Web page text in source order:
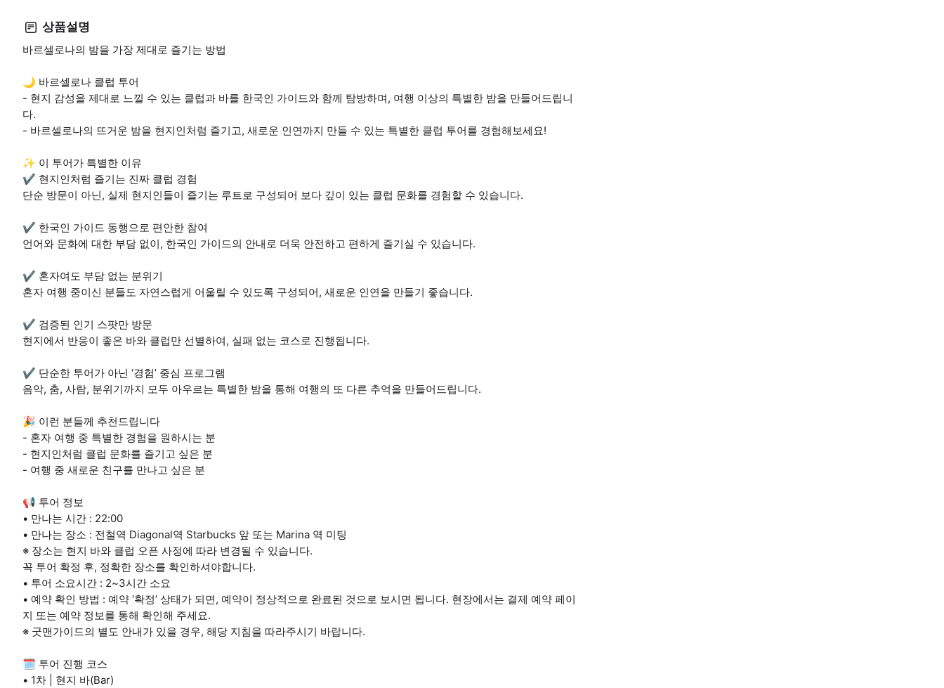
상품설명
바르셀로나의 밤을 가장 제대로 즐기는 방법
🌙 바르셀로나 클럽 투어
- 현지 감성을 제대로 느낄 수 있는 클럽과 바를 한국인 가이드와 함께 탐방하며, 여행 이상의 특별한 밤을 만들어드립니
다.
- 바르셀로나의 뜨거운 밤을 현지인처럼 즐기고, 새로운 인연까지 만들 수 있는 특별한 클럽 투어를 경험해보세요!
✨ 이 투어가 특별한 이유
✔️ 현지인처럼 즐기는 진짜 클럽 경험
단순 방문이 아닌, 실제 현지인들이 즐기는 루트로 구성되어 보다 깊이 있는 클럽 문화를 경험할 수 있습니다.
✔️ 한국인 가이드 동행으로 편안한 참여
언어와 문화에 대한 부담 없이, 한국인 가이드의 안내로 더욱 안전하고 편하게 즐기실 수 있습니다.
✔️ 혼자여도 부담 없는 분위기
혼자 여행 중이신 분들도 자연스럽게 어울릴 수 있도록 구성되어, 새로운 인연을 만들기 좋습니다.
✔️ 검증된 인기 스팟만 방문
현지에서 반응이 좋은 바와 클럽만 선별하여, 실패 없는 코스로 진행됩니다.
✔️ 단순한 투어가 아닌 ‘경험’ 중심 프로그램
음악, 춤, 사람, 분위기까지 모두 아우르는 특별한 밤을 통해 여행의 또 다른 추억을 만들어드립니다.
🎉 이런 분들께 추천드립니다
- 혼자 여행 중 특별한 경험을 원하시는 분
- 현지인처럼 클럽 문화를 즐기고 싶은 분
- 여행 중 새로운 친구를 만나고 싶은 분
📢 투어 정보
• 만나는 시간 : 22:00
• 만나는 장소 : 전철역 Diagonal역 Starbucks 앞 또는 Marina 역 미팅
※ 장소는 현지 바와 클럽 오픈 사정에 따라 변경될 수 있습니다.
꼭 투어 확정 후, 정확한 장소를 확인하셔야합니다.
• 투어 소요시간 : 2~3시간 소요
• 예약 확인 방법 : 예약 ‘확정’ 상태가 되면, 예약이 정상적으로 완료된 것으로 보시면 됩니다. 현장에서는 결제 예약 페이
지 또는 예약 정보를 통해 확인해 주세요.
※ 굿맨가이드의 별도 안내가 있을 경우, 해당 지침을 따라주시기 바랍니다.
🗓️ 투어 진행 코스
• 1차 | 현지 바(Bar)